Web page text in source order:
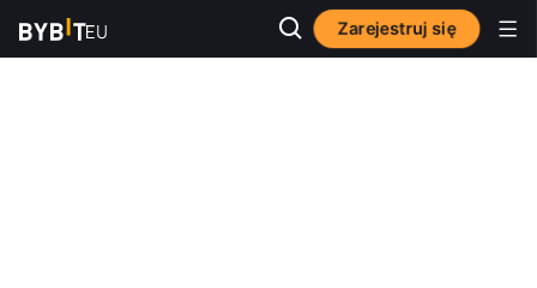
Zarejestruj się